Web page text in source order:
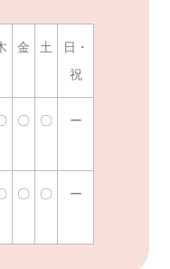
金 土
日・
祝
〇 〇 ー
〇 〇 ー